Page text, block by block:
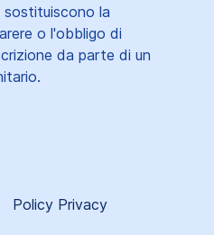
la
o l'obbligo di
da parte di un
Policy Privacy